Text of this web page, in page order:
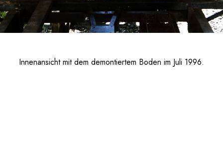
Innenansicht mit dem demontiertem Boden im Juli 1996.